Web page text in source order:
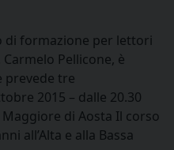
di formazione per lettori
Pellicone, è
prevede tre
2015 – dalle 20.30
di Aosta Il corso
all’Alta e alla Bassa